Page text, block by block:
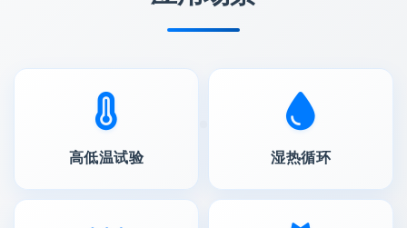
高低温试验 湿热循环